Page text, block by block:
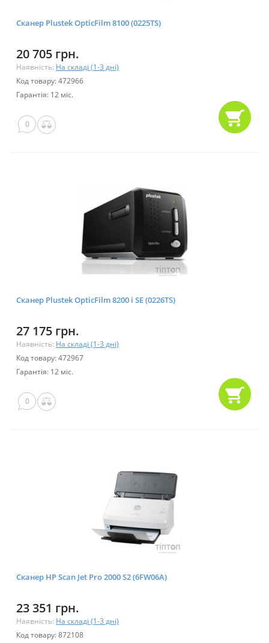
Сканер Plustek OpticFilm 8100 (0225TS)
20 705 грн.
Наявність: На складі (1-3 дні)
Код товару: 472966
Гарантія: 12 міс.
0
Сканер Plustek OpticFilm 8200 i SE (0226TS)
27 175 грн.
Наявність: На складі (1-3 дні)
Код товару: 472967
Гарантія: 12 міс.
0
Сканер HP Scan Jet Pro 2000 S2 (6FW06A)
23 351 грн.
Наявність: На складі (1-3 дні)
Код товару: 872108